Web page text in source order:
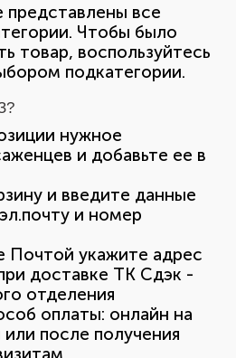
представлены все
Чтобы было
товар, воспользуйтесь
подкатегории.
нужное
и добавьте ее в
и введите данные
и номер
Почтой укажите адрес
доставке ТК Сдэк -
отделения
оплаты: онлайн на
после получения